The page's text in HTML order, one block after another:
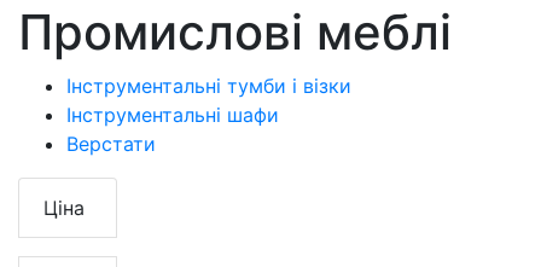
Промислові меблі
Інструментальні тумби і візки
Інструментальні шафи
Верстати
Ціна